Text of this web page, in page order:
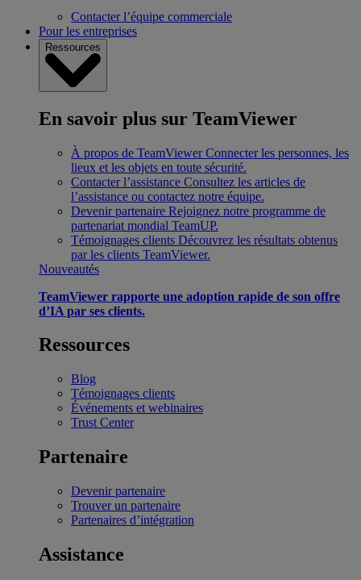
Contacter l’équipe commerciale
Pour les entreprises
Ressources
En savoir plus sur TeamViewer
À propos de TeamViewer Connecter les personnes, les
lieux et les objets en toute sécurité.
Contacter l’assistance Consultez les articles de
l’assistance ou contactez notre équipe.
Devenir partenaire Rejoignez notre programme de
partenariat mondial TeamUP.
Témoignages clients Découvrez les résultats obtenus
par les clients TeamViewer.
Nouveautés
TeamViewer rapporte une adoption rapide de son offre
d’IA par ses clients.
Ressources
Blog
Témoignages clients
Événements et webinaires
Trust Center
Partenaire
Devenir partenaire
Trouver un partenaire
Partenaires d’intégration
Assistance